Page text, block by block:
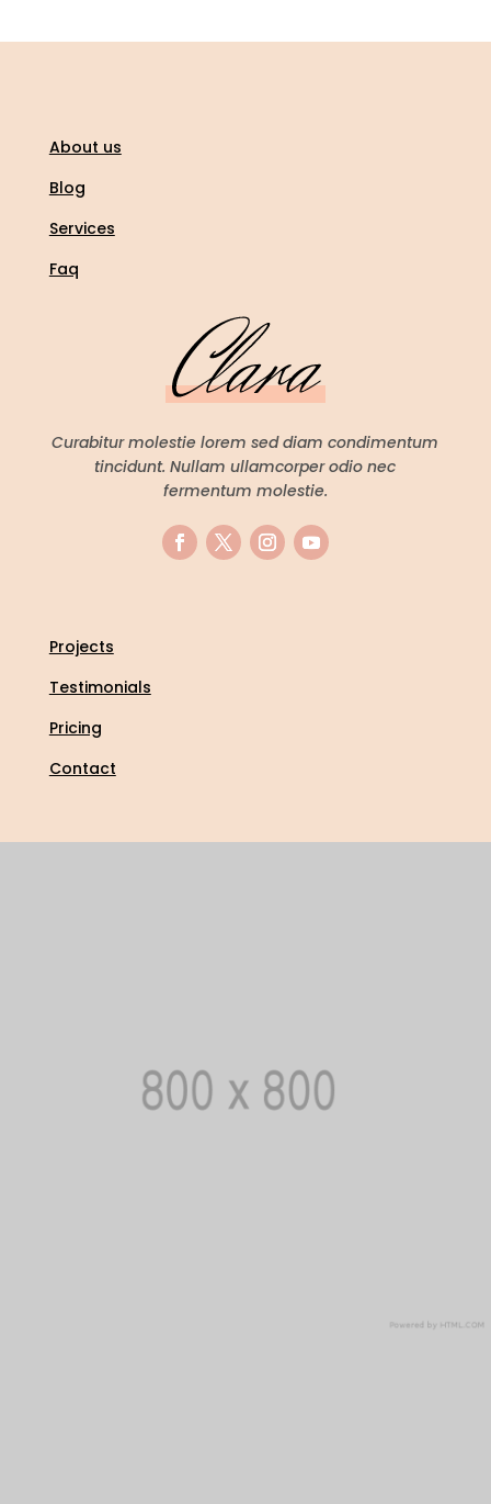
About us
Blog
Services
Faq
Curabitur molestie lorem sed diam condimentum
tincidunt. Nullam ullamcorper odio nec
fermentum molestie.
Projects
Testimonials
Pricing
Contact